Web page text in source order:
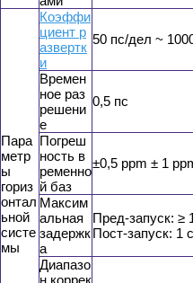
Пара
метр
ы
гориз
онтал
ьной
систе
мы
Коэффи
циент р
азвертк
и
50 пс/дел ~
Времен
ное раз
решени
е
0,5 пс
Погреш
ность в
ременно
й баз
±0,5 ppm ± 1
Максим
альная
задержк
а
Пред-запуск: ≥
Пост-запуск: 1
Диапазо
н коррек